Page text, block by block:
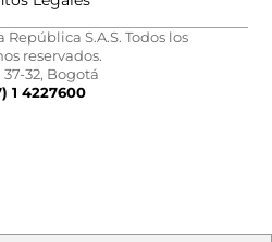
S.A.S. Todos los
reservados.
37-32, Bogotá
1 4227600